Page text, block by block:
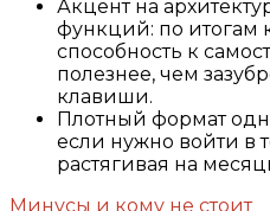
Акцент на
функций: по итогам
способность к
полезнее, чем
клавиши.
Плотный формат
если нужно войти в
растягивая на
Минусы и кому не стоит